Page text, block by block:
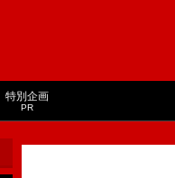
特別企画
PR